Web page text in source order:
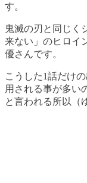
す。
鬼滅の刃と同じく
来ない」のヒロイ
優さんです。
こうした1話だけ
用される事が多い
と言われる所以（